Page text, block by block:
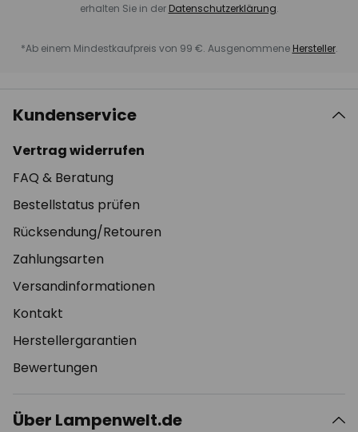
erhalten Sie in der Datenschutzerklärung.
*Ab einem Mindestkaufpreis von 99 €. Ausgenommene Hersteller.
Kundenservice
Vertrag widerrufen
FAQ & Beratung
Bestellstatus prüfen
Rücksendung/Retouren
Zahlungsarten
Versandinformationen
Kontakt
Herstellergarantien
Bewertungen
Über Lampenwelt.de